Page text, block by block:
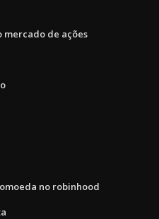
mercado de ações
no robinhood